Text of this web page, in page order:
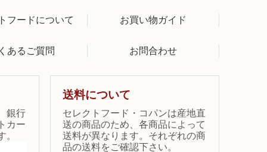
フードについて お買い物ガイド
あるご質問 お問合わせ
銀行
カー
。
送料について
セレクトフード・コパンは産地直
送の商品のため、各商品によって
送料が異なります。それぞれの商
品の送料をご確認下さい。